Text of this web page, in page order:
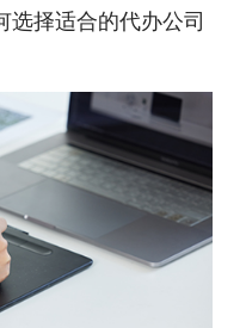
选择适合的代办公司